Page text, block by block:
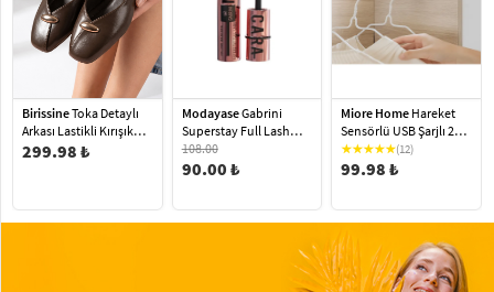
BirissineToka Detaylı
Arkası Lastikli Kırışık
Rugan Kadın Günlük
299.98 ₺
ModayaseGabrini
Superstay Full Lash
Volume Maskara 8 Ml
Siyah
108.00
90.00 ₺
Miore Home Hareket
Sensörlü USB Şarjlı 2
Renk Beyaz Ve Gün Işığı
Led Dolap İçi Koridor
(12)
99.98 ₺